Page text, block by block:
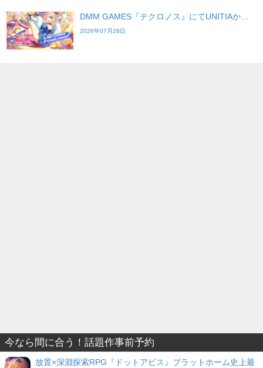
DMM GAMES『テクロノス』にてUNITIAか…
2026年07月28日
今なら間に合う！話題作事前予約
放置×深淵探索RPG『ドットアビス』プラットホーム史上最